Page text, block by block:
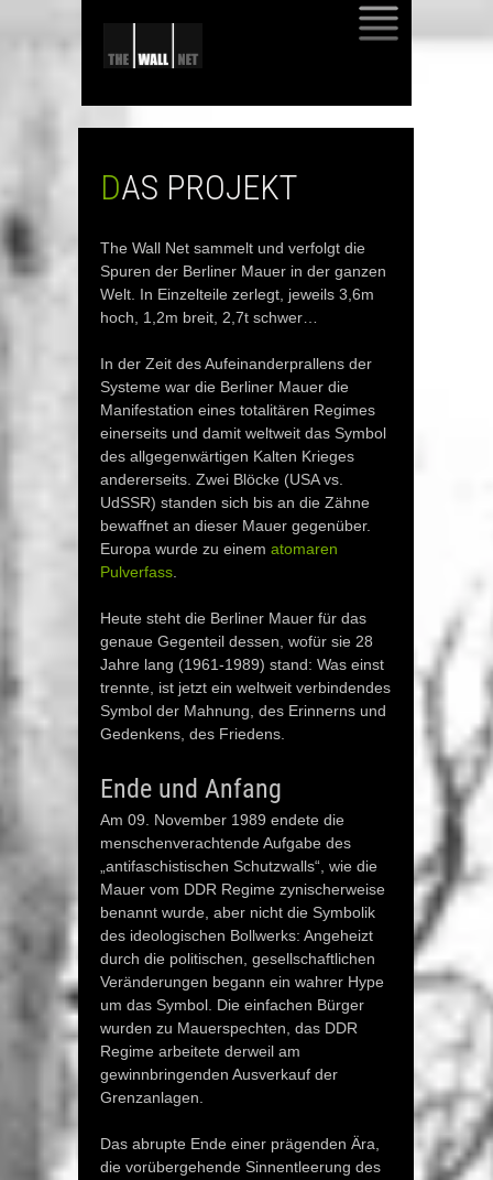
DAS PROJEKT
The Wall Net sammelt und verfolgt die
Spuren der Berliner Mauer in der ganzen
Welt. In Einzelteile zerlegt, jeweils 3,6m
hoch, 1,2m breit, 2,7t schwer…
In der Zeit des Aufeinanderprallens der
Systeme war die Berliner Mauer die
Manifestation eines totalitären Regimes
einerseits und damit weltweit das Symbol
des allgegenwärtigen Kalten Krieges
andererseits. Zwei Blöcke (USA vs.
UdSSR) standen sich bis an die Zähne
bewaffnet an dieser Mauer gegenüber.
Europa wurde zu einem atomaren
Pulverfass
Heute steht die Berliner Mauer für das
genaue Gegenteil dessen, wofür sie 28
Jahre lang (1961-1989) stand: Was einst
trennte, ist jetzt ein weltweit verbindendes
Symbol der Mahnung, des Erinnerns und
Gedenkens, des Friedens.
Ende und Anfang
Am 09. November 1989 endete die
menschenverachtende Aufgabe des
„antifaschistischen Schutzwalls“, wie die
Mauer vom DDR Regime zynischerweise
benannt wurde, aber nicht die Symbolik
des ideologischen Bollwerks: Angeheizt
durch die politischen, gesellschaftlichen
Veränderungen begann ein wahrer Hype
um das Symbol. Die einfachen Bürger
wurden zu Mauerspechten, das DDR
Regime arbeitete derweil am
gewinnbringenden Ausverkauf der
Grenzanlagen.
Das abrupte Ende einer prägenden Ära,
die vorübergehende Sinnentleerung des